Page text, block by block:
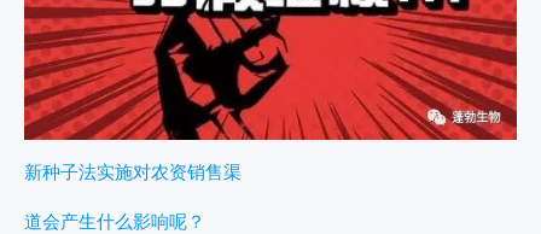
新种子法实施对农资销售渠
道会产生什么影响呢？